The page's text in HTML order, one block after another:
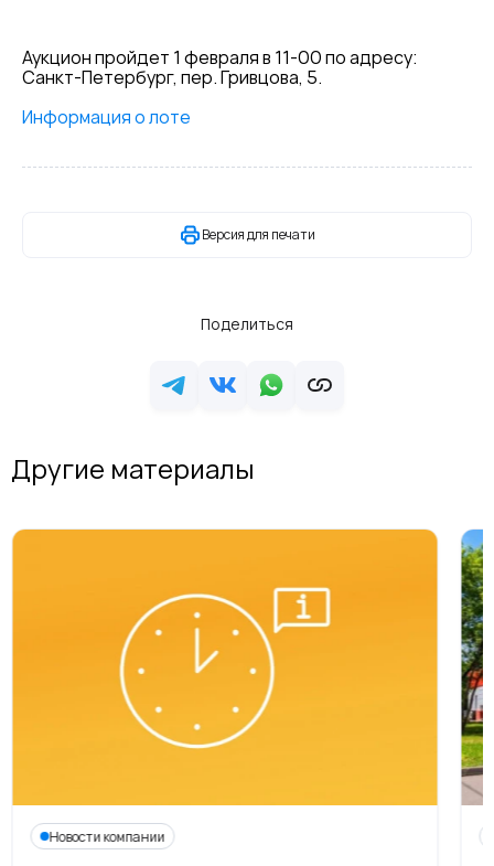
Аукцион пройдет 1 февраля в 11-00 по адресу:
Санкт-Петербург, пер. Гривцова, 5.
Информация о лоте
Версия для печати
Поделиться
Другие материалы
Новости компании